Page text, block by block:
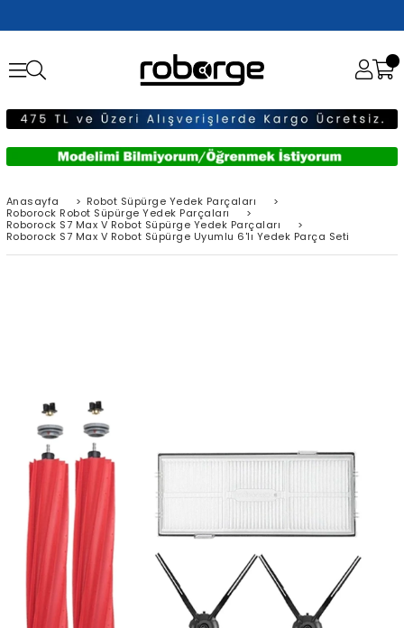
Anasayfa > Robot Süpürge Yedek Parçaları
>
Roborock Robot Süpürge Yedek Parçaları
>
Roborock S7 Max V Robot Süpürge Yedek Parçaları
>
Roborock S7 Max V Robot Süpürge Uyumlu 6'lı Yedek Parça Seti